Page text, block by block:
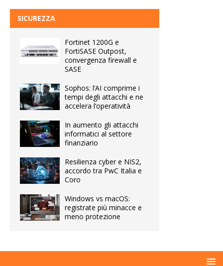
SICUREZZA
Fortinet 1200G e
FortiSASE Outpost,
convergenza firewall e
SASE
Sophos: l’AI comprime i
tempi degli attacchi e ne
accelera l’operatività
In aumento gli attacchi
informatici al settore
finanziario
Resilienza cyber e NIS2,
accordo tra PwC Italia e
Coro
Windows vs macOS:
registrate più minacce e
meno protezione